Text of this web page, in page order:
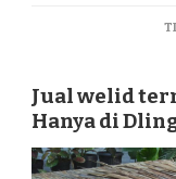
Jual welid
Hanya di